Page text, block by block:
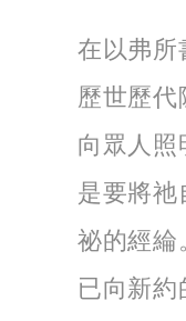
在以弗所
歷世歷
向眾人照
是要將祂
祕的經綸
已向新